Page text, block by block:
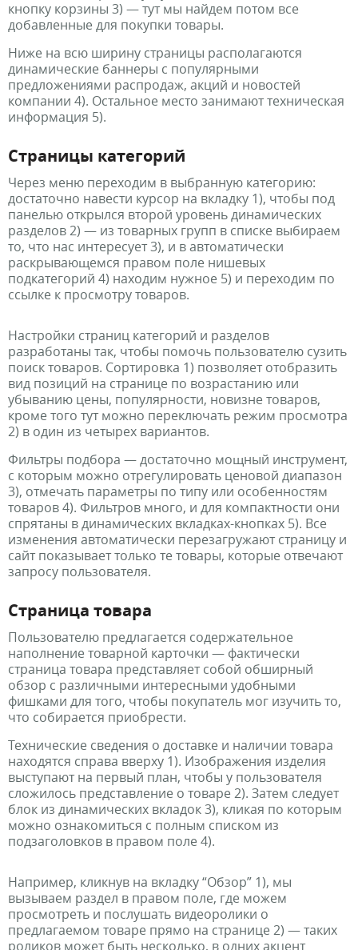
кнопку корзины 3) — тут мы найдем потом все
добавленные для покупки товары.
Ниже на всю ширину страницы располагаются
динамические баннеры с популярными
предложениями распродаж, акций и новостей
компании 4). Остальное место занимают техническая
информация 5).
Страницы категорий
Через меню переходим в выбранную категорию:
достаточно навести курсор на вкладку 1), чтобы под
панелью открылся второй уровень динамических
разделов 2) — из товарных групп в списке выбираем
то, что нас интересует 3), и в автоматически
раскрывающемся правом поле нишевых
подкатегорий 4) находим нужное 5) и переходим по
ссылке к просмотру товаров.
Настройки страниц категорий и разделов
разработаны так, чтобы помочь пользователю сузить
поиск товаров. Сортировка 1) позволяет отобразить
вид позиций на странице по возрастанию или
убыванию цены, популярности, новизне товаров,
кроме того тут можно переключать режим просмотра
2) в один из четырех вариантов.
Фильтры подбора — достаточно мощный инструмент,
с которым можно отрегулировать ценовой диапазон
3), отмечать параметры по типу или особенностям
товаров 4). Фильтров много, и для компактности они
спрятаны в динамических вкладках-кнопках 5). Все
изменения автоматически перезагружают страницу и
сайт показывает только те товары, которые отвечают
запросу пользователя.
Страница товара
Пользователю предлагается содержательное
наполнение товарной карточки — фактически
страница товара представляет собой обширный
обзор с различными интересными удобными
фишками для того, чтобы покупатель мог изучить то,
что собирается приобрести.
Технические сведения о доставке и наличии товара
находятся справа вверху 1). Изображения изделия
выступают на первый план, чтобы у пользователя
сложилось представление о товаре 2). Затем следует
блок из динамических вкладок 3), кликая по которым
можно ознакомиться с полным списком из
подзаголовков в правом поле 4).
Например, кликнув на вкладку “Обзор” 1), мы
вызываем раздел в правом поле, где можем
просмотреть и послушать видеоролики о
предлагаемом товаре прямо на странице 2) — таких
роликов может быть несколько, в одних акцент